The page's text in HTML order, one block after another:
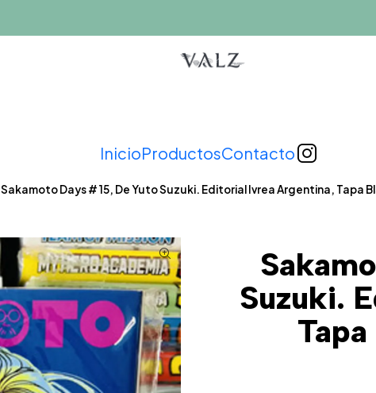
InicioProductosContacto
Sakamoto Days # 15, De Yuto Suzuki. Editorial Ivrea Argentina, Tapa
Suzuki.